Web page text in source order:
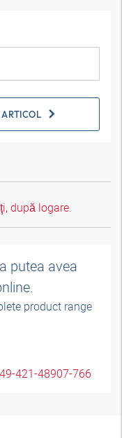
după logare.
putea avea
product range
421-48907-766